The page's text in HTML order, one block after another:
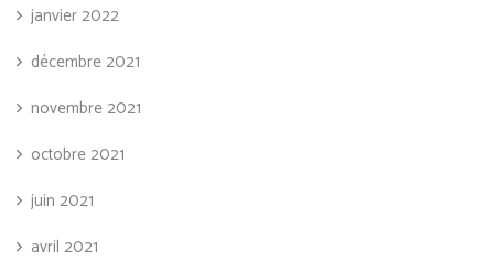
janvier 2022
décembre 2021
novembre 2021
octobre 2021
juin 2021
avril 2021